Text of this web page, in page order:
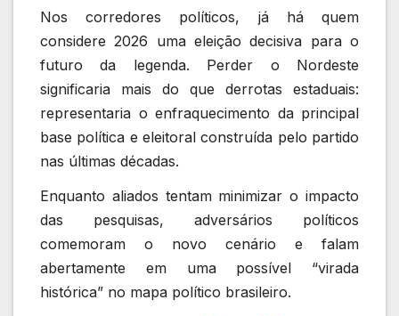
Nos corredores políticos, já há quem
considere 2026 uma eleição decisiva para o
futuro da legenda. Perder o Nordeste
significaria mais do que derrotas estaduais:
representaria o enfraquecimento da principal
base política e eleitoral construída pelo partido
nas últimas décadas.
Enquanto aliados tentam minimizar o impacto
das pesquisas, adversários políticos
comemoram o novo cenário e falam
abertamente em uma possível “virada
histórica” no mapa político brasileiro.